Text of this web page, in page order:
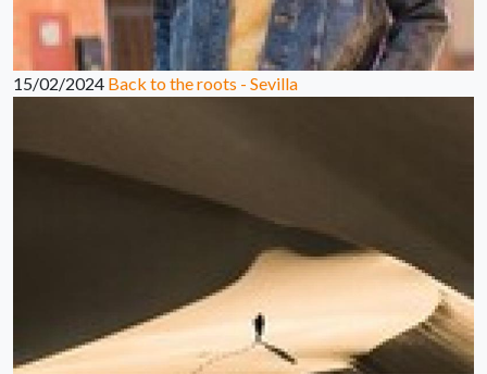
15/02/2024 Back to the roots - Sevilla